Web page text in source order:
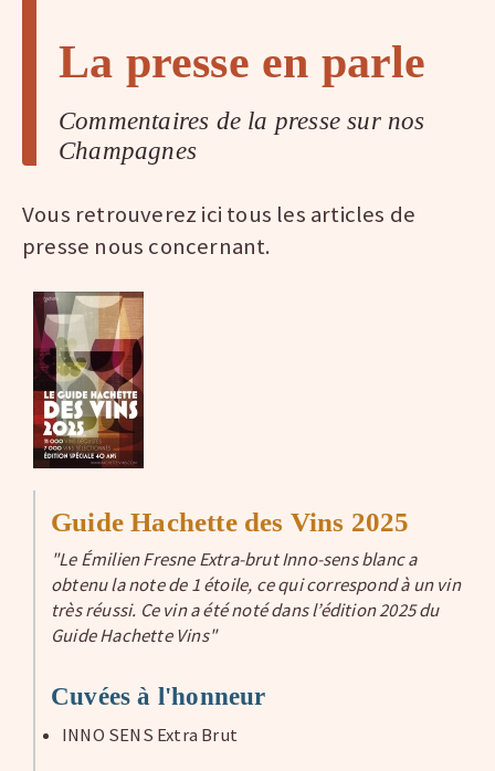
La presse en parle
Commentaires de la presse sur nos
Champagnes
Vous retrouverez ici tous les articles de
presse nous concernant.
Guide Hachette des Vins 2025
"Le Émilien Fresne Extra-brut Inno-sens blanc a
obtenu la note de 1 étoile, ce qui correspond à un vin
très réussi. Ce vin a été noté dans l’édition 2025 du
Guide Hachette Vins"
Cuvées à l'honneur
INNO SENS Extra Brut